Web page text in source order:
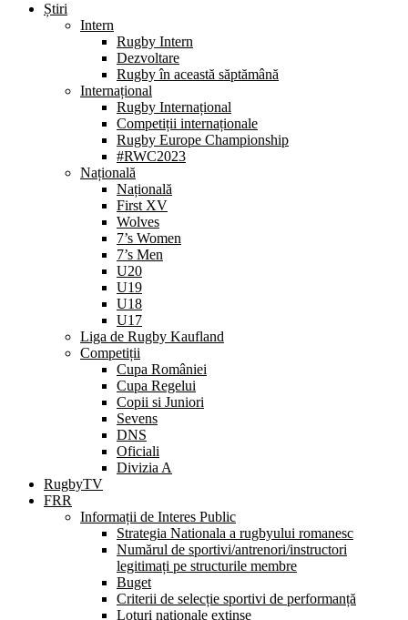
Știri
Intern
Rugby Intern
Dezvoltare
Rugby în această săptămână
Internațional
Rugby Internațional
Competiții internaționale
Rugby Europe Championship
#RWC2023
Națională
Națională
First XV
Wolves
7’s Women
7’s Men
U20
U19
U18
U17
Liga de Rugby Kaufland
Competiții
Cupa României
Cupa Regelui
Copii si Juniori
Sevens
DNS
Oficiali
Divizia A
RugbyTV
FRR
Informații de Interes Public
Strategia Nationala a rugbyului romanesc
Numărul de sportivi/antrenori/instructori
legitimați pe structurile membre
Buget
Criterii de selecție sportivi de performanță
Loturi naționale extinse